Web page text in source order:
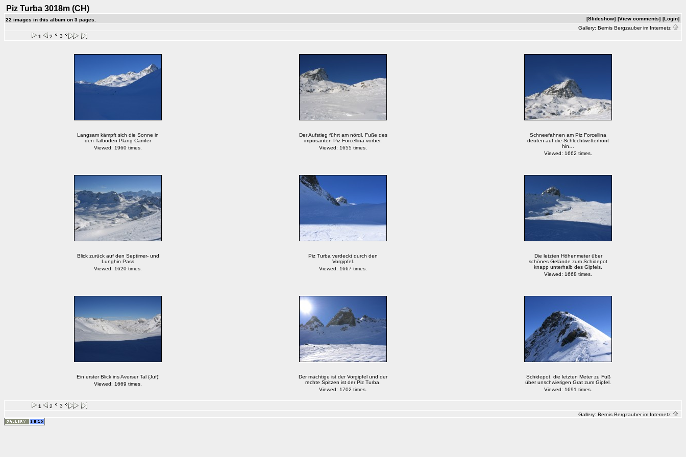
Piz Turba 3018m (CH)
22 images in this album on 3 pages. [Slideshow] [View comments] [Login]
Gallery: Bernis Bergzauber im Internetz
1
2 3
Langsam kämpft sich die Sonne in
den Talboden Plang Camfer
Viewed: 1960 times.
Der Aufstieg führt am nördl. Fuße des
imposanten Piz Forcellina vorbei.
Viewed: 1655 times.
Schneefahnen am Piz Forcellina
deuten auf die Schlechtwetterfront
hin…
Viewed: 1662 times.
Blick zurück auf den Septimer- und
Lunghin Pass
Viewed: 1620 times.
Piz Turba verdeckt durch den
Vorgipfel.
Viewed: 1667 times.
Die letzten Höhenmeter über
schönes Gelände zum Schidepot
knapp unterhalb des Gipfels.
Viewed: 1668 times.
Ein erster Blick ins Averser Tal (Juf)!
Viewed: 1669 times.
Der mächtige ist der Vorgipfel und der
rechte Spitzen ist der Piz Turba.
Viewed: 1702 times.
Schidepot, die letzten Meter zu Fuß
über unschwierigen Grat zum Gipfel.
Viewed: 1691 times.
1 2
3
Gallery: Bernis Bergzauber im Internetz